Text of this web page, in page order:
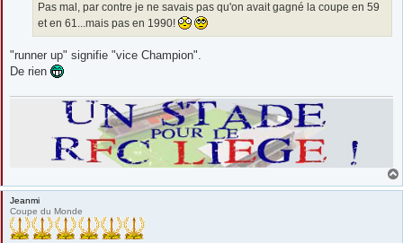
Pas mal, par contre je ne savais pas qu'on avait gagné la coupe en 59
et en 61...mais pas en 1990!
"runner up" signifie "vice Champion".
De rien
Jeanmi
Coupe du Monde